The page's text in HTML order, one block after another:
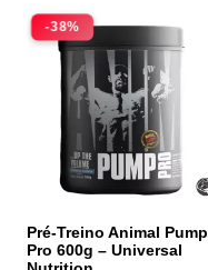
-38%
Pré-Treino Animal Pump
Pro 600g – Universal